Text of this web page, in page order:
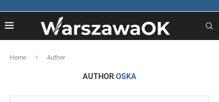
Home Author
AUTHOR OSKA